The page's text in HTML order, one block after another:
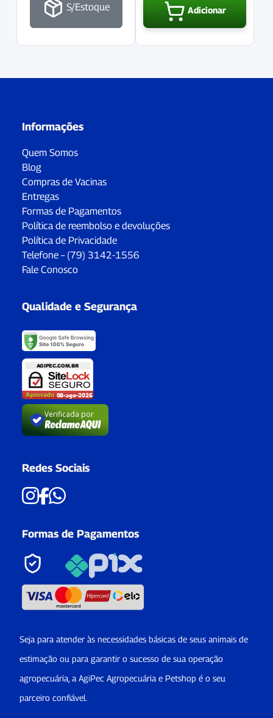
S/Estoque Adicionar
Informações
Quem Somos
Blog
Compras de Vacinas
Entregas
Formas de Pagamentos
Política de reembolso e devoluções
Política de Privacidade
Telefone – (79) 3142-1556
Fale Conosco
Qualidade e Segurança
Verificada por
Redes Sociais
Formas de Pagamentos
Seja para atender às necessidades básicas de seus animais de
estimação ou para garantir o sucesso de sua operação
agropecuária, a AgiPec Agropecuária e Petshop é o seu
parceiro confiável.